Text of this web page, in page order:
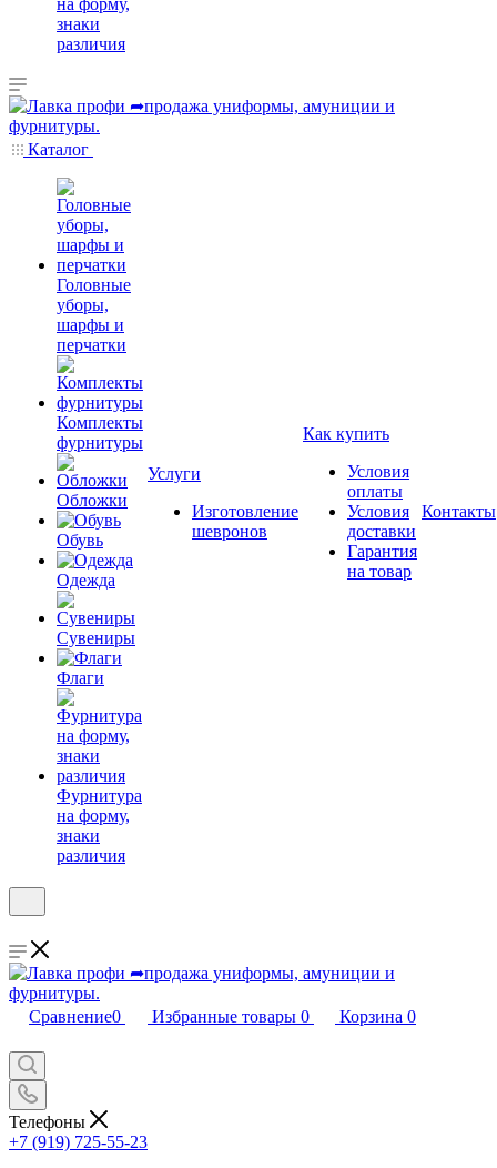
на форму,
знаки
различия
Каталог
Головные
уборы,
шарфы и
перчатки
Комплекты
фурнитуры
Обложки
Обувь
Одежда
Сувениры
Флаги
Фурнитура
на форму,
знаки
различия
Услуги
Изготовление
шевронов
Как купить
Условия
оплаты
Условия
доставки
Гарантия
на товар
Контакты
Сравнение0 Избранные товары 0 Корзина 0
Телефоны
+7 (919) 725-55-23